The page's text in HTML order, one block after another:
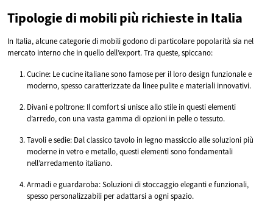
Tipologie di mobili più richieste in Italia
In Italia, alcune categorie di mobili godono di particolare popolarità sia nel
mercato interno che in quello dell’export. Tra queste, spiccano:
Cucine: Le cucine italiane sono famose per il loro design funzionale e
moderno, spesso caratterizzate da linee pulite e materiali innovativi.
Divani e poltrone: Il comfort si unisce allo stile in questi elementi
d’arredo, con una vasta gamma di opzioni in pelle o tessuto.
Tavoli e sedie: Dal classico tavolo in legno massiccio alle soluzioni più
moderne in vetro e metallo, questi elementi sono fondamentali
nell’arredamento italiano.
Armadi e guardaroba: Soluzioni di stoccaggio eleganti e funzionali,
spesso personalizzabili per adattarsi a ogni spazio.